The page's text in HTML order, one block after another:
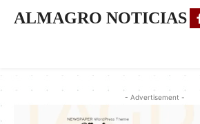
ALMAGRO NOTICIAS
- Advertisement -